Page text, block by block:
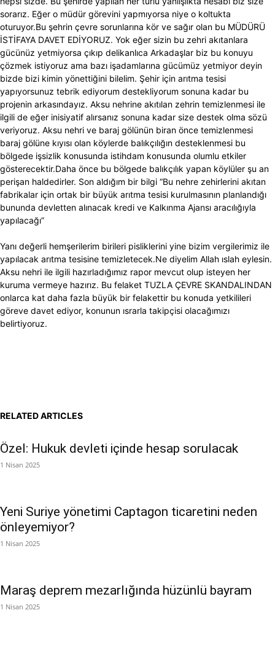
sorarız. Eğer o müdür görevini yapmıyorsa niye o koltukta
oturuyor.Bu şehrin çevre sorunlarına kör ve sağır olan bu MÜDÜRÜ
İSTİFAYA DAVET EDİYORUZ. Yok eğer sizin bu zehri akıtanlara
gücünüz yetmiyorsa çıkıp delikanlıca Arkadaşlar biz bu konuyu
çözmek istiyoruz ama bazı işadamlarına gücümüz yetmiyor deyin
bizde bizi kimin yönettiğini bilelim. Şehir için arıtma tesisi
yapıyorsunuz tebrik ediyorum destekliyorum sonuna kadar bu
projenin arkasındayız. Aksu nehrine akıtılan zehrin temizlenmesi ile
ilgili de eğer inisiyatif alırsanız sonuna kadar size destek olma sözü
veriyoruz. Aksu nehri ve baraj gölünün biran önce temizlenmesi
baraj gölüne kıyısı olan köylerde balıkçılığın desteklenmesi bu
bölgede işsizlik konusunda istihdam konusunda olumlu etkiler
gösterecektir.Daha önce bu bölgede balıkçılık yapan köylüler şu an
perişan haldedirler. Son aldığım bir bilgi “Bu nehre zehirlerini akıtan
fabrikalar için ortak bir büyük arıtma tesisi kurulmasının planlandığı
bununda devletten alınacak kredi ve Kalkınma Ajansı aracılığıyla
yapılacağı”
Yanı değerli hemşerilerim birileri pisliklerini yine bizim vergilerimiz ile
yapılacak arıtma tesisine temizletecek.Ne diyelim Allah ıslah eylesin.
Aksu nehri ile ilgili hazırladığımız rapor mevcut olup isteyen her
kuruma vermeye hazırız. Bu felaket TUZLA ÇEVRE SKANDALINDAN
onlarca kat daha fazla büyük bir felakettir bu konuda yetkilileri
göreve davet ediyor, konunun ısrarla takipçisi olacağımızı
belirtiyoruz.
RELATED ARTICLES
Özel: Hukuk devleti içinde hesap sorulacak
1 Nisan 2025
Yeni Suriye yönetimi Captagon ticaretini neden
önleyemiyor?
1 Nisan 2025
Maraş deprem mezarlığında hüzünlü bayram
1 Nisan 2025